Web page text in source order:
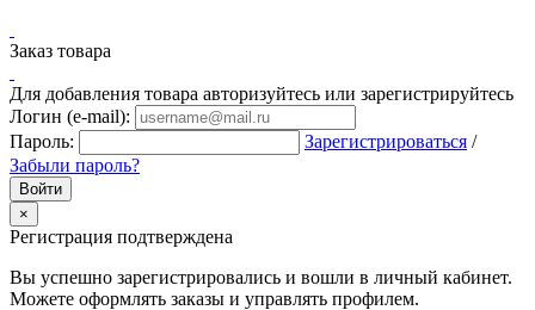
Заказ товара
Для добавления товара авторизуйтесь или зарегистрируйтесь
Логин (e-mail):
Пароль:
Зарегистрироваться /
Забыли пароль?
×
Регистрация подтверждена
Вы успешно зарегистрировались и вошли в личный кабинет.
Можете оформлять заказы и управлять профилем.